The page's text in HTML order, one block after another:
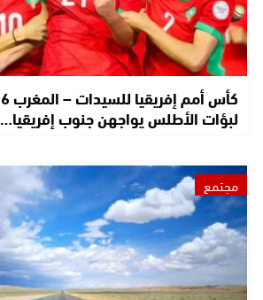
لبؤات الأطلس يواجهن جنوب إفريقيا…
مجتمع